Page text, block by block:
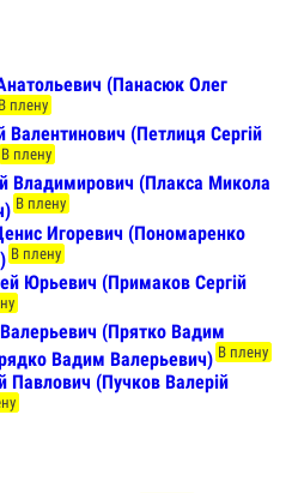
(Панасюк Олег
В плену
Валентинович (Петлиця Сергій
В плену
Владимирович (Плакса Микола
В плену
Игоревич (Пономаренко
В плену
Юрьевич (Примаков Сергій
(Прятко Вадим
Вадим Валерьевич) В плену
Павлович (Пучков Валерій